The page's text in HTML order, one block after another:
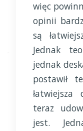
więc
opinii
są
Jednak
jednak
postawił
łatwiejsza
teraz
jest.